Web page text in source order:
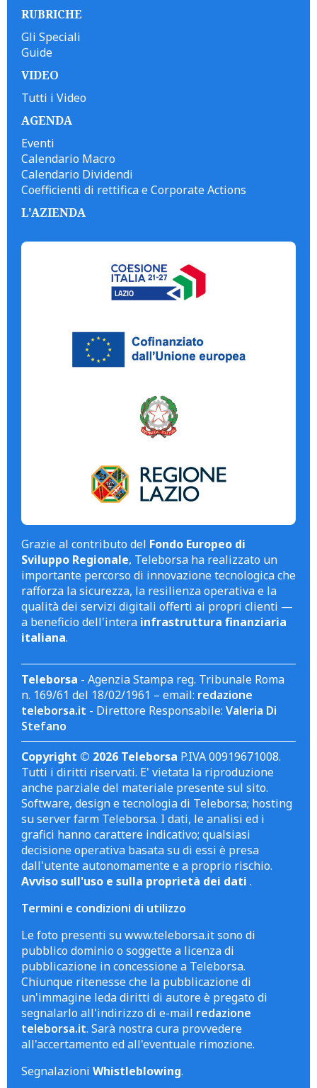
RUBRICHE
Gli Speciali
Guide
VIDEO
Tutti i Video
AGENDA
Eventi
Calendario Macro
Calendario Dividendi
Coefficienti di rettifica e Corporate Actions
L'AZIENDA
Grazie al contributo del Fondo Europeo di
Sviluppo Regionale, Teleborsa ha realizzato un
importante percorso di innovazione tecnologica che
rafforza la sicurezza, la resilienza operativa e la
qualità dei servizi digitali offerti ai propri clienti —
a beneficio dell'intera infrastruttura finanziaria
italiana.
Teleborsa - Agenzia Stampa reg. Tribunale Roma
n. 169/61 del 18/02/1961 – email: redazione
teleborsa.it - Direttore Responsabile: Valeria Di
Stefano
Copyright © 2026 Teleborsa P.IVA 00919671008.
Tutti i diritti riservati. E' vietata la riproduzione
anche parziale del materiale presente sul sito.
Software, design e tecnologia di Teleborsa; hosting
su server farm Teleborsa. I dati, le analisi ed i
grafici hanno carattere indicativo; qualsiasi
decisione operativa basata su di essi è presa
dall'utente autonomamente e a proprio rischio.
Avviso sull'uso e sulla proprietà dei dati .
Termini e condizioni di utilizzo
Le foto presenti su www.teleborsa.it sono di
pubblico dominio o soggette a licenza di
pubblicazione in concessione a Teleborsa.
Chiunque ritenesse che la pubblicazione di
un'immagine leda diritti di autore è pregato di
segnalarlo all'indirizzo di e-mail redazione
teleborsa.it. Sarà nostra cura provvedere
all'accertamento ed all'eventuale rimozione.
Segnalazioni Whistleblowing.